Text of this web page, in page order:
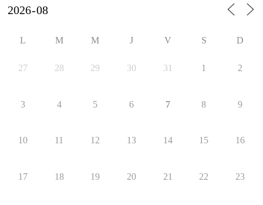
L M M J V S D
27 28 29 30 31 1 2
3 4 5 6 7 8 9
10 11 12 13 14 15 16
17 18 19 20 21 22 23